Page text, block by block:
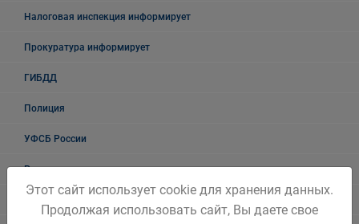
Налоговая инспекция информирует
Прокуратура информирует
ГИБДД
Полиция
УФСБ России
Росреестр
Этот сайт использует cookie для хранения данных.
Продолжая использовать сайт, Вы даете свое